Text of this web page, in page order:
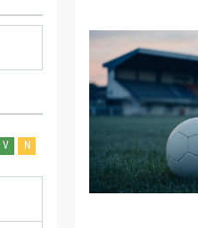
V N